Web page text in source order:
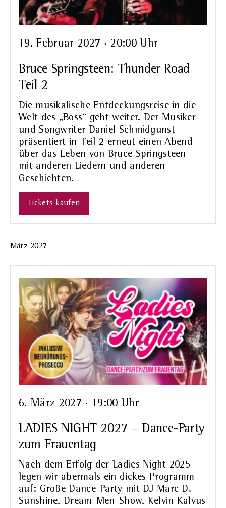
Bruce Springsteen: Thunder Road
Teil 2
19. Februar 2027 · 20:00 Uhr
Die musikalische Entdeckungsreise in die
Welt des „Boss“ geht weiter. Der Musiker
und Songwriter Daniel Schmidgunst
präsentiert in Teil 2 erneut einen Abend
über das Leben von Bruce Springsteen –
mit anderen Liedern und anderen
Geschichten.
Tickets kaufen
März 2027
LADIES NIGHT 2027 – Dance-Party
zum Frauentag
6. März 2027 · 19:00 Uhr
Nach dem Erfolg der Ladies Night 2025
legen wir abermals ein dickes Programm
auf: Große Dance-Party mit DJ Marc D.
Sunshine, Dream-Men-Show, Kelvin Kalvus